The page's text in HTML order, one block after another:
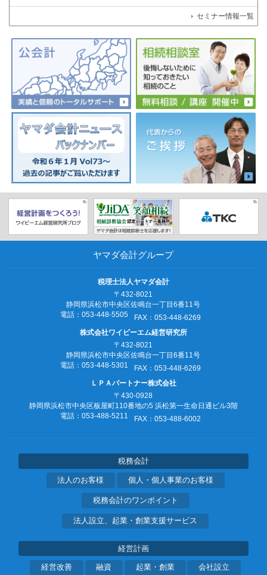
セミナー情報一覧
ヤマダ会計グループ
税理士法人ヤマダ会計
〒432-8021
静岡県浜松市中央区佐鳴台一丁目6番11号
電話：053‐448‐5505
FAX：053‐448‐6269
株式会社ワイビーエム経営研究所
〒432-8021
静岡県浜松市中央区佐鳴台一丁目6番11号
電話：053‐448‐5301
FAX：053‐448‐6269
ＬＰＡパートナー株式会社
〒430-0928
静岡県浜松市中央区板屋町110番地の5 浜松第一生命日通ビル3階
電話：053‐488‐5211
FAX：053‐488‐6002
税務会計
法人のお客様 個人・個人事業のお客様
税務会計のワンポイント
法人設立、起業・創業支援サービス
経営計画
経営改善 融資 起業・創業 会社設立